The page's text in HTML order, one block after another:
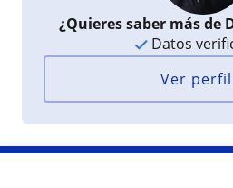
¿Quieres saber más de
Datos
Ver perfil